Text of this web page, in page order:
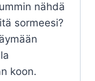
nähdä
sormeesi?
koon.